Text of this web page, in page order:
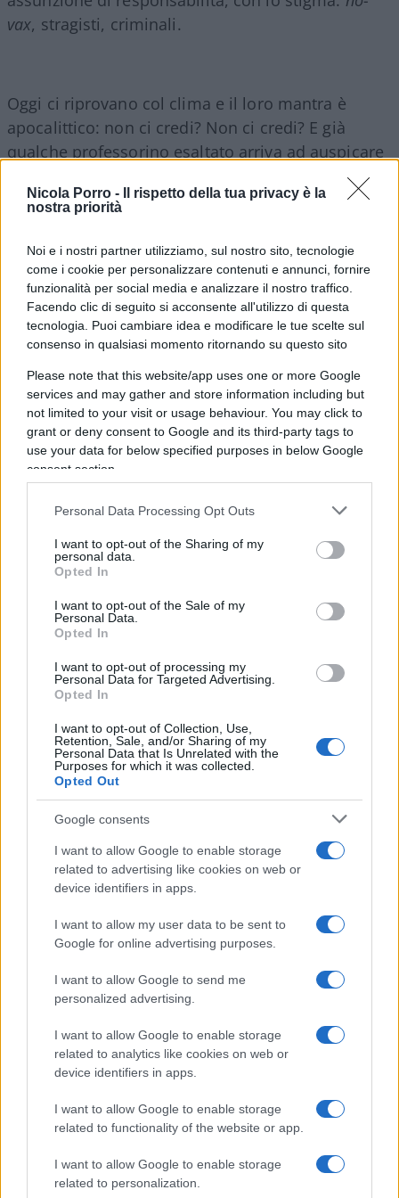
Nicola Porro -
Il rispetto della tua privacy è la
nostra priorità
Noi e i nostri partner utilizziamo, sul nostro sito, tecnologie
come i cookie per personalizzare contenuti e annunci, fornire
funzionalità per social media e analizzare il nostro traffico.
Facendo clic di seguito si acconsente all'utilizzo di questa
tecnologia. Puoi cambiare idea e modificare le tue scelte sul
consenso in qualsiasi momento ritornando su questo sito
Please note that this website/app uses one or more Google
services and may gather and store information including but
not limited to your visit or usage behaviour. You may click to
grant or deny consent to Google and its third-party tags to
use your data for below specified purposes in below Google
consent section.
Personal Data Processing Opt Outs
I want to opt-out of the Sharing of my
personal data.
Opted In
I want to opt-out of the Sale of my
Personal Data.
Opted In
I want to opt-out of processing my
Personal Data for Targeted Advertising.
Opted In
I want to opt-out of Collection, Use,
Retention, Sale, and/or Sharing of my
Personal Data that Is Unrelated with the
Purposes for which it was collected.
Opted Out
Google consents
I want to allow Google to enable storage
related to advertising like cookies on web or
device identifiers in apps.
I want to allow my user data to be sent to
Google for online advertising purposes.
I want to allow Google to send me
personalized advertising.
I want to allow Google to enable storage
related to analytics like cookies on web or
device identifiers in apps.
I want to allow Google to enable storage
related to functionality of the website or app.
I want to allow Google to enable storage
related to personalization.
vax, stragisti, criminali.
Oggi ci riprovano col clima e il loro mantra è
apocalittico: non ci credi? Non ci credi? E già
qualche professorino esaltato arriva ad auspicare
, quanto di
più repressivo e illiberale si possa immaginare.
In modo non dissimile dallafamigerata legge
Zanche voleva, e tutt’ora vorrebbe, spedire
davanti al giudice chi ancora si permettesse di
osservare che unviadodi 90 chili col membro
davanti ai ragazzini di una scuola non è“una
ragazza” ma un bruto.
La ridotta della destra
questo. Come è fatale e in buona sostanza giusto
che sia. Chi ha vinto a Madrid? È stata premiata la
politica e l’amministrazione che aveva evitato il
Il che non chiude il discorso però, perché dalla
destra assurta al potere registriamo, con sempre
maggiore sconcerto, alcune tendenze allarmanti,
secondo il solito schema: la sinistra protesta, la
destra ascolta, la soluzione è più Stato, più tasse,
più controllo.
La gente che ha votato, in Italia come in Spagna,
d’altra parte, non si aspettava altro da una
normalità ritrovata dopo anni di follia e di sbando,
anche nei toni, nei comportamenti. Mentre viene
sempre più investita dadichiarazioni demenziali
per mero esempio l’assalto alle casematte della
, che finiscono per fornire ottimi argomenti al
pregiudizio culturale che fin qui li ha emarginati.
Allo stesso tempo c’è un paradossale adeguarsi a
stilemi non propri. La antica propensione a
rinserrarsi in una ridotta elitaria,di stampo
nostalgico-vittimistico
, non è stata risolta
neppure con la conquista dei bottoni: non ci si